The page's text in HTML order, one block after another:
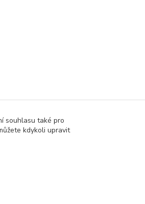
souhlasu také pro
kdykoli upravit